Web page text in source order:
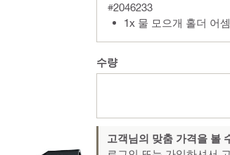
#2046233
1x 물 모으개 홀더 어
수량
고객님의 맞춤 가격을 볼